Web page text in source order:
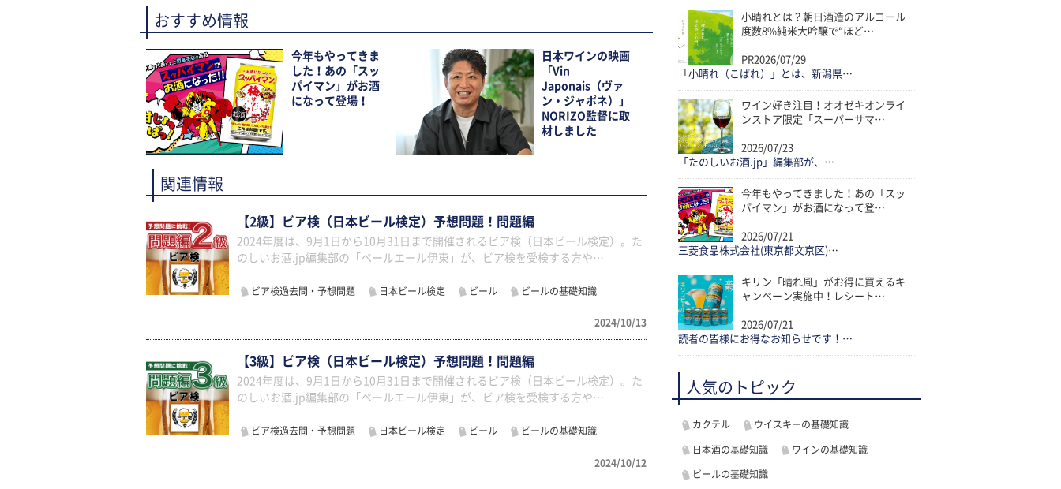
おすすめ情報
今年もやってきま
した！あの「スッ
パイマン」がお酒
になって登場！
日本ワインの映画
「Vin
Japonais（ヴァ
ン・ジャポネ）」
NORIZO監督に取
材しました
関連情報
【2級】ビア検（日本ビール検定）予想問題！問題編
2024年度は、9月1日から10月31日まで開催されるビア検（日本ビール検定）。た
のしいお酒.jp編集部の「ペールエール伊東」が、ビア検を受検する方や…
ビア検過去問・予想問題 日本ビール検定 ビール ビールの基礎知識
2024/10/13
【3級】ビア検（日本ビール検定）予想問題！問題編
2024年度は、9月1日から10月31日まで開催されるビア検（日本ビール検定）。た
のしいお酒.jp編集部の「ペールエール伊東」が、ビア検を受検する方や…
ビア検過去問・予想問題 日本ビール検定 ビール ビールの基礎知識
2024/10/12
小晴れとは？朝日酒造のアルコール
度数8%純米大吟醸で“ほど…
PR2026/07/29
「小晴れ（こばれ）」とは、新潟県…
ワイン好き注目！オオゼキオンライ
ンストア限定「スーパーサマ…
2026/07/23
「たのしいお酒.jp」編集部が、…
今年もやってきました！あの「スッ
パイマン」がお酒になって登…
2026/07/21
三菱食品株式会社(東京都文京区)…
キリン「晴れ風」がお得に買えるキ
ャンペーン実施中！レシート…
2026/07/21
読者の皆様にお得なお知らせです！…
人気のトピック
カクテル ウイスキーの基礎知識
日本酒の基礎知識 ワインの基礎知識
ビールの基礎知識